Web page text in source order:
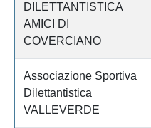
DILETTANTISTICA
AMICI DI
COVERCIANO
Associazione Sportiva
Dilettantistica
VALLEVERDE